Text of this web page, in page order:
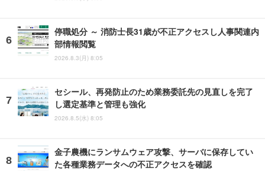
停職処分 ～ 消防士長31歳が不正アクセスし人事関連内
部情報閲覧
2026.8.3(月) 8:05
セシール、再発防止のため業務委託先の見直しを完了
し選定基準と管理も強化
2026.8.5(水) 8:05
金子農機にランサムウェア攻撃、サーバに保存してい
た各種業務データへの不正アクセスを確認